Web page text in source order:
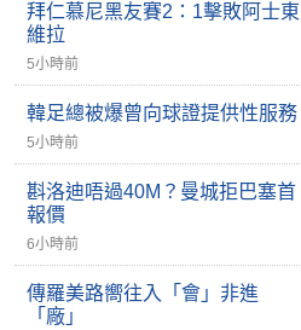
拜仁慕尼黑友賽2：1擊敗阿士東
維拉
5小時前
韓足總被爆曾向球證提供性服務
5小時前
斟洛迪唔過40M？曼城拒巴塞首
報價
6小時前
傳羅美路嚮往入「會」非進
「廠」